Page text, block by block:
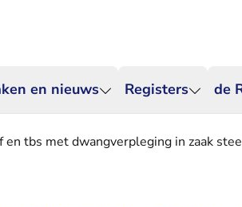
en nieuws Registers de
en tbs met dwangverpleging in zaak